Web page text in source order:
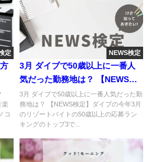
定
楽
コ
NEWS検定
3月 ダイブで50歳以上に一番人
気だった勤務地は？ 【NEWS検
定】
3月 ダイブで50歳以上に一番人気だった勤
務地は？ 【NEWS検定】ダイブの今年3月
のリゾートバイトの50歳以上の応募ラン
キングのトップ3で...